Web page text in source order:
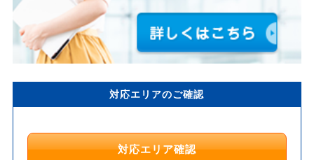
対応エリアのご確認
対応エリア確認